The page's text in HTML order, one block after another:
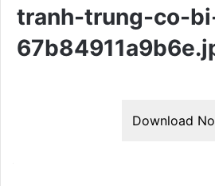
tranh-trung-co-
Download